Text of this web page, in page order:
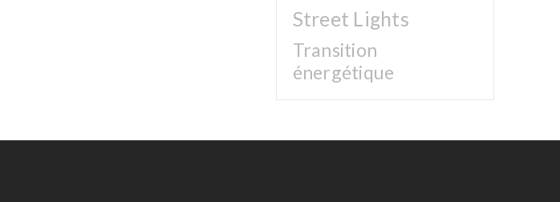
Street Lights
Transition
énergétique